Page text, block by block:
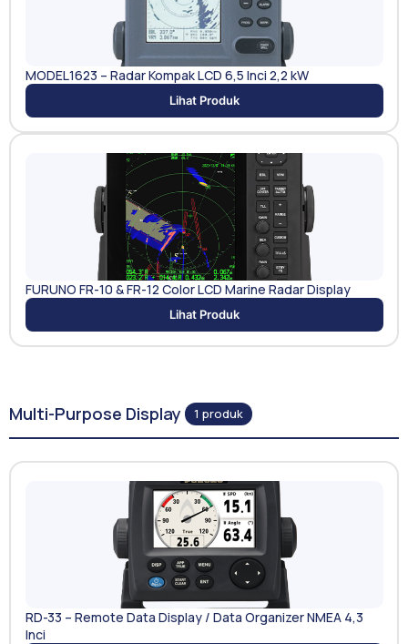
MODEL1623 – Radar Kompak LCD 6,5 Inci 2,2 kW
Lihat Produk
FURUNO FR-10 & FR-12 Color LCD Marine Radar Display
Lihat Produk
Multi-Purpose Display 1 produk
RD-33 – Remote Data Display / Data Organizer NMEA 4,3
Inci